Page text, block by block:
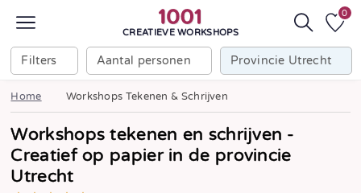
CREATIEVE WORKSHOPS
Filters Aantal personen Provincie Utrecht
0
Home Workshops Tekenen & Schrijven
Workshops tekenen en schrijven -
Creatief op papier in de provincie
Utrecht